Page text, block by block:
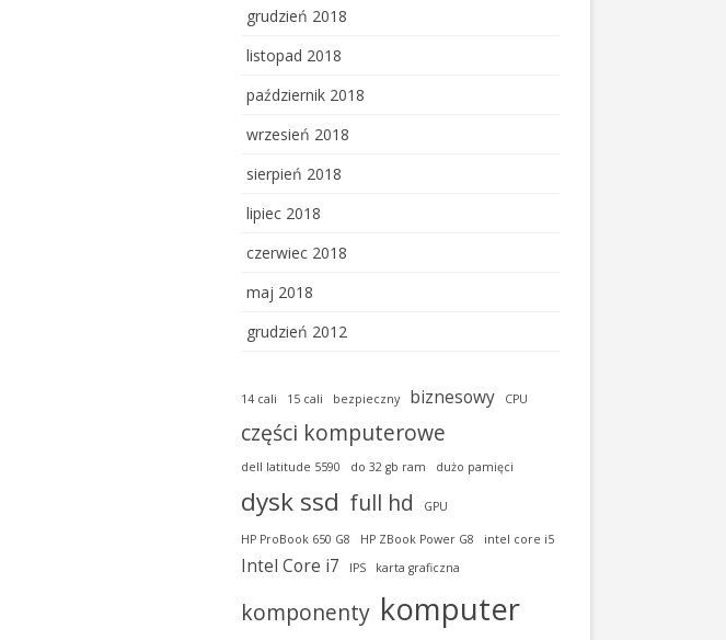
grudzień 2018
listopad 2018
październik 2018
wrzesień 2018
sierpień 2018
lipiec 2018
czerwiec 2018
maj 2018
grudzień 2012
14 cali 15 cali bezpieczny biznesowy CPU
części komputerowe
dell latitude 5590 do 32 gb ram dużo pamięci
dysk ssd full hd GPU
HP ProBook 650 G8 HP ZBook Power G8 intel core i5
Intel Core i7 IPS karta graficzna
komponenty komputer